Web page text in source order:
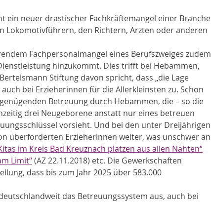
ein neuer drastischer Fachkräftemangel einer Branche
Lokomotivführern, den Richtern, Ärzten oder anderen
Fachpersonalmangel eines Berufszweiges zudem
hinzukommt. Dies trifft bei Hebammen,
Stiftung davon spricht, dass „die Lage
bei Erzieherinnen für die Allerkleinsten zu. Schon
Betreuung durch Hebammen, die – so die
drei Neugeborene anstatt nur eines betreuen
vorsieht. Und bei den unter Dreijährigen
überforderten Erzieherinnen weiter, was unschwer an
im Kreis Bad Kreuznach platzen aus allen Nähten“
Limit“ (AZ 22.11.2018) etc. Die Gewerkschaften
dass bis zum Jahr 2025 über 583.000
das Betreuungssystem aus, auch bei